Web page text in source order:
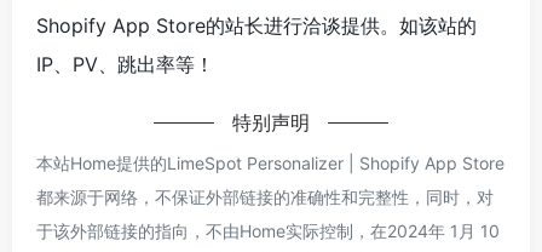
Shopify App Store的站长进行洽谈提供。如该站的
IP、PV、跳出率等！
特别声明
本站Home提供的LimeSpot Personalizer | Shopify App Store
都来源于网络，不保证外部链接的准确性和完整性，同时，对
于该外部链接的指向，不由Home实际控制，在2024年 1月 10